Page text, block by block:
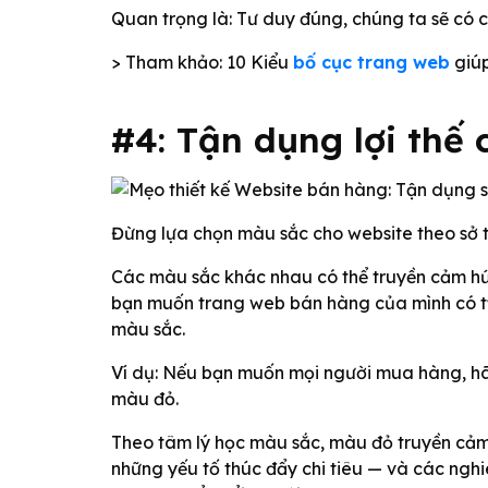
Quan trọng là: Tư duy đúng, chúng ta sẽ có
> Tham khảo: 10 Kiểu bố cục trang web
#4: Tận dụng lợi thế
Đừng lựa chọn màu sắc cho website theo sở
Các màu sắc khác nhau có thể truyền cảm
bạn muốn trang web bán hàng của mình có
màu sắc.
Ví dụ: Nếu bạn muốn mọi người mua hàng,
màu đỏ.
Theo tâm lý học màu sắc, màu đỏ truyền
những yếu tố thúc đẩy chi tiêu — và các